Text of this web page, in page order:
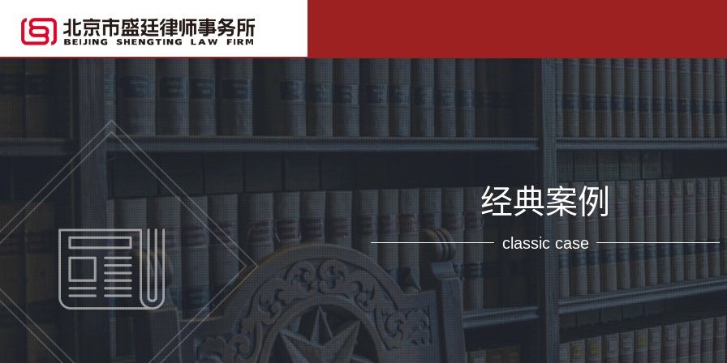
经典案例
classic case